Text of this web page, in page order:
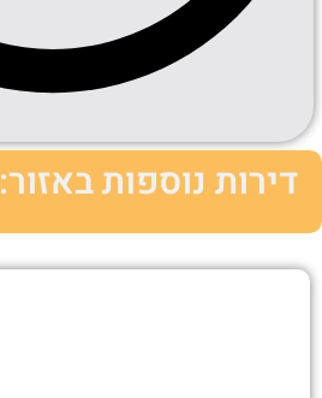
דירות נוספות באזור: